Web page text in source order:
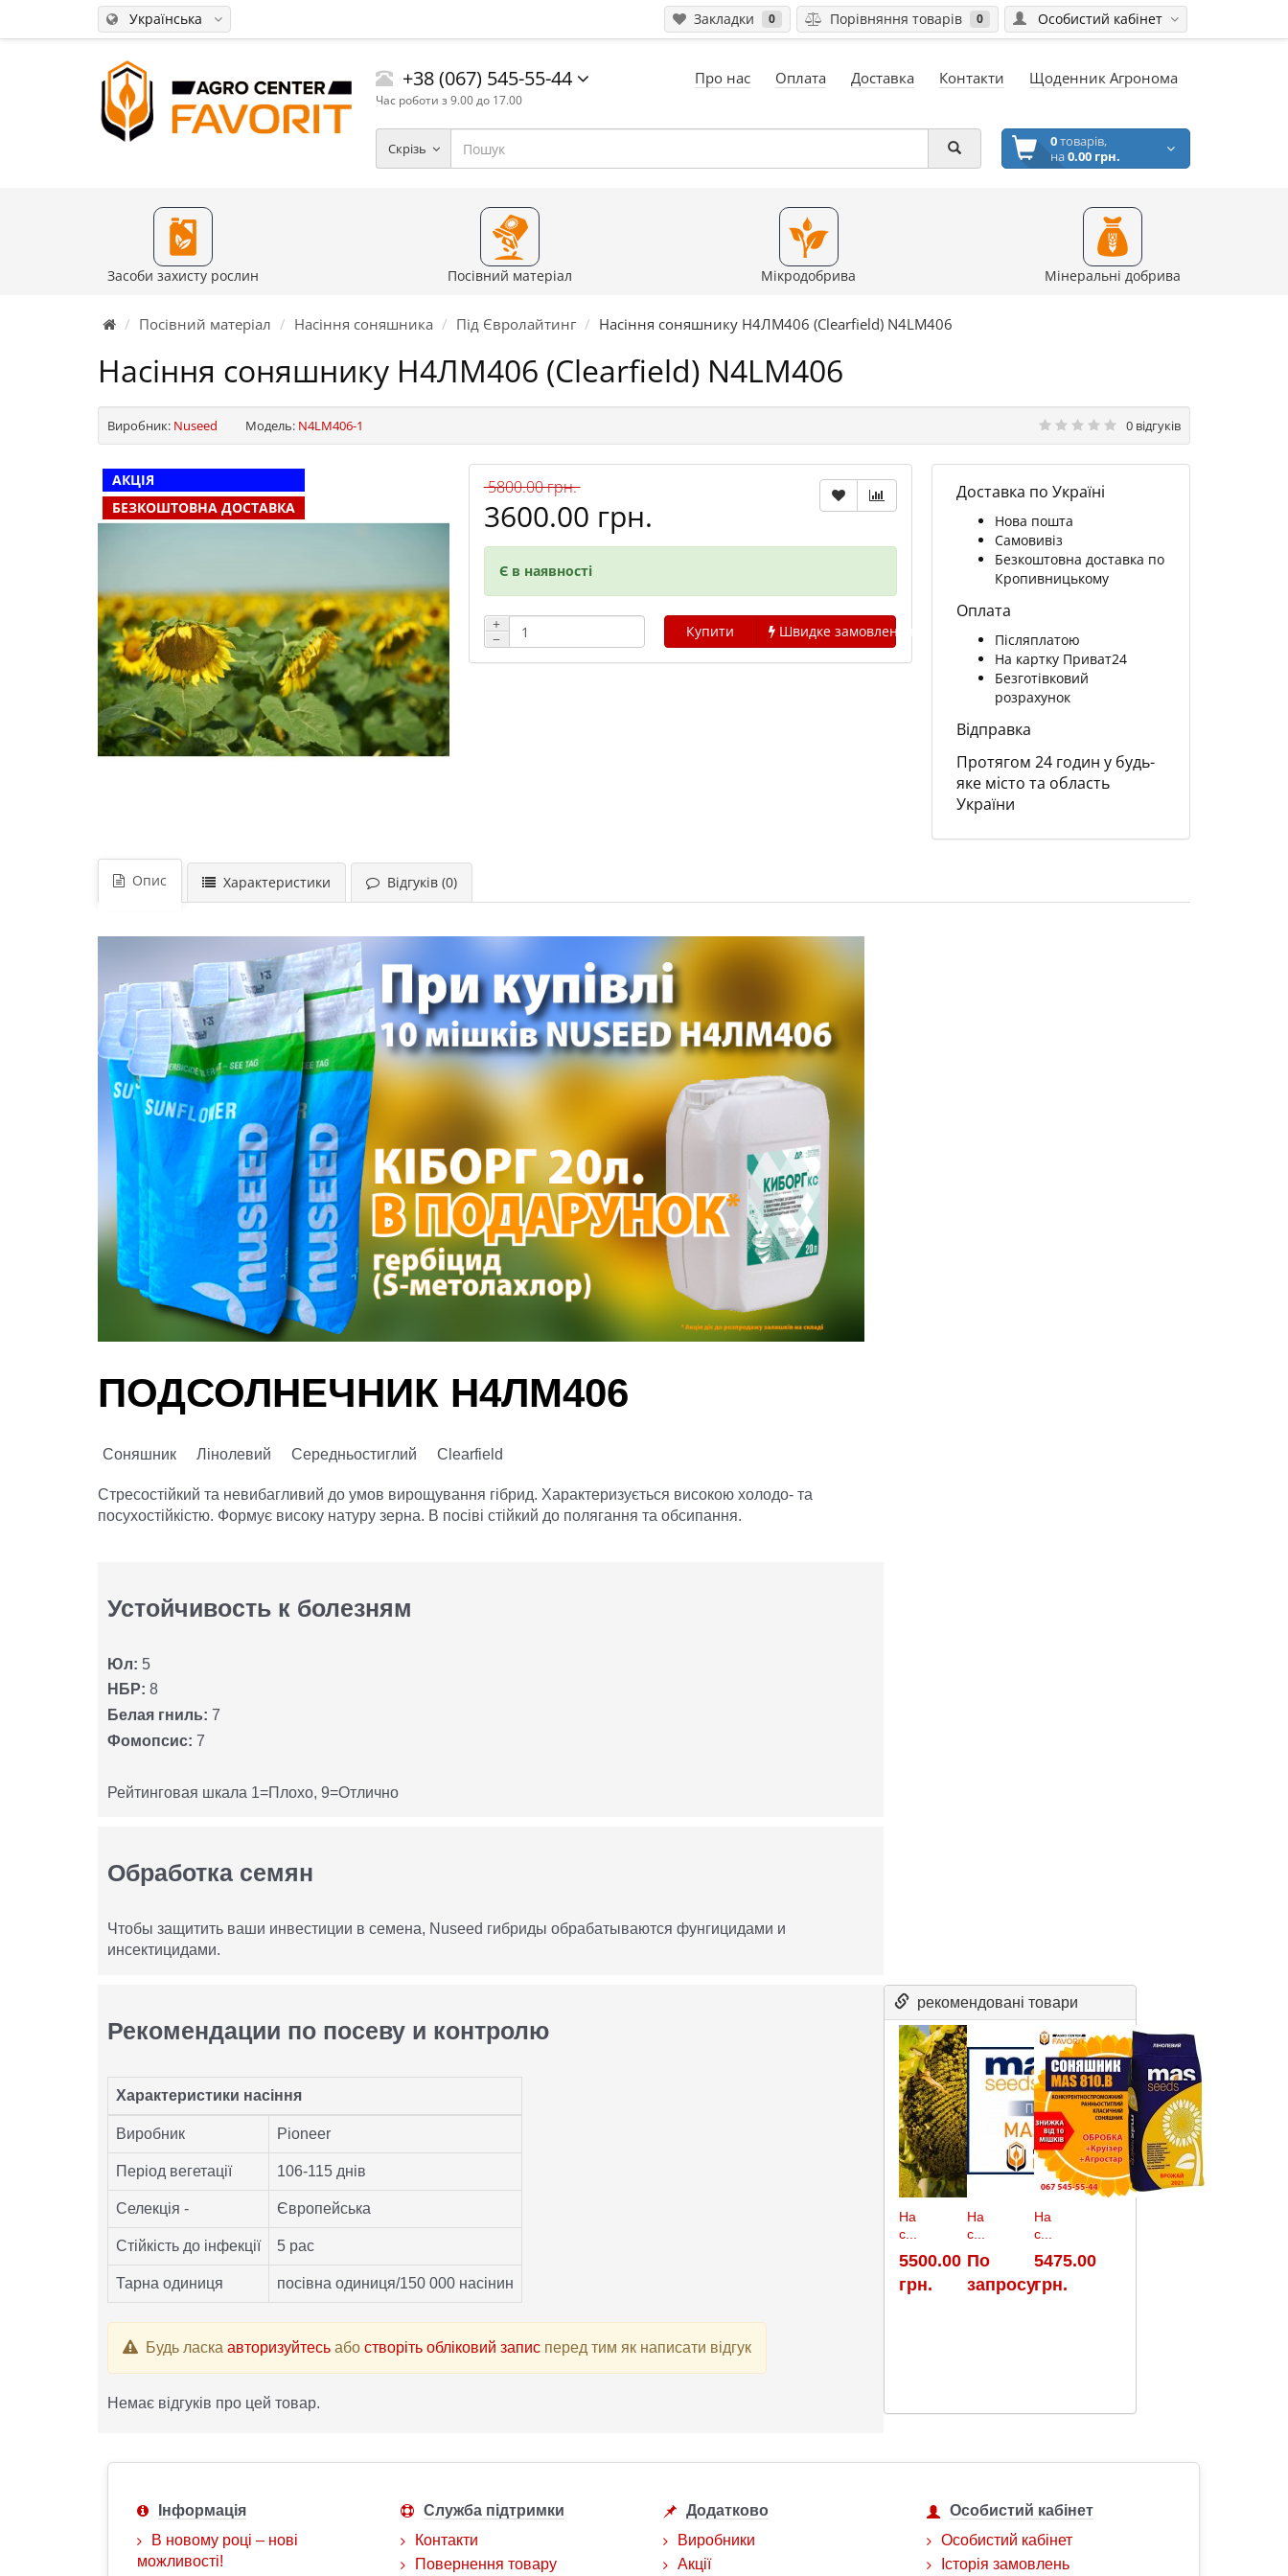
Українська Особистий кабінет
Закладки 0 Порівняння товарів 0
+38 (067) 545-55-44
Час роботи з 9.00 до 17.00
Про нас Оплата Доставка Контакти Щоденник Агронома
Скрізь 0товарів,
на0.00 грн.
Засоби захисту рослин Посівний матеріал Мікродобрива Мінеральні добрива
Посівний матеріал Насіння соняшника Під Євролайтинг Насіння соняшнику Н4ЛМ406 (Clearfield) N4LM406
Насіння соняшнику Н4ЛМ406 (Clearfield) N4LM406
Виробник: Nuseed Модель: N4LM406-1 0 відгуків
АКЦІЯ
БЕЗКОШТОВНА ДОСТАВКА
5800.00 грн.
3600.00 грн.
Є в наявності
+
−
Купити Швидке замовлення
Доставка по Україні
Нова пошта
Самовивіз
Безкоштовна доставка по
Кропивницькому
Оплата
Післяплатою
На картку Приват24
Безготівковий
розрахунок
Відправка
Протягом 24 годин у будь-
яке місто та область
України
Опис Характеристики Відгуків (0)
ПОДСОЛНЕЧНИК Н4ЛМ406
Соняшник Лінолевий Середньостиглий Clearfield
Стресостійкий та невибагливий до умов вирощування гібрид. Характеризується високою холодо- та
посухостійкістю. Формує високу натуру зерна. В посіві стійкий до полягання та обсипання.
Устойчивость к болезням
Юл: 5
НБР: 8
Белая гниль: 7
Фомопсис: 7
Рейтинговая шкала 1=Плохо, 9=Отлично
Обработка семян
Чтобы защитить ваши инвестиции в семена, Nuseed гибриды обрабатываются фунгицидами и
инсектицидами.
Рекомендации по посеву и контролю
Характеристики насіння
Виробник Pioneer
Період вегетації 106-115 днів
Селекція - Європейська
Стійкість до інфекції 5 рас
Тарна одиниця посівна одиниця/150 000 насінин
Будь ласка авторизуйтесь або створіть обліковий запис перед тим як написати відгук
Немає відгуків про цей товар.
рекомендовані товари
На
с...
5500.00
грн.
На
с...
По
запросу
На
с...
5475.00
грн.
Інформація
В новому році – нові
можливості!
Служба підтримки
Контакти
Повернення товару
Додатково
Виробники
Акції
Особистий кабінет
Особистий кабінет
Історія замовлень